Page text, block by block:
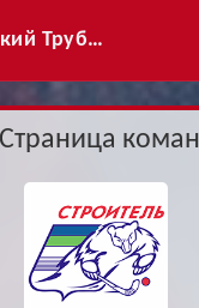
СКА-Уральский Трубник
Страница